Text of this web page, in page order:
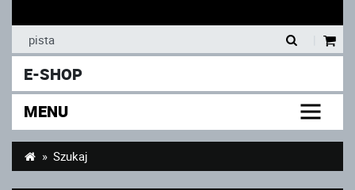
E-SHOP
MENU
Szukaj